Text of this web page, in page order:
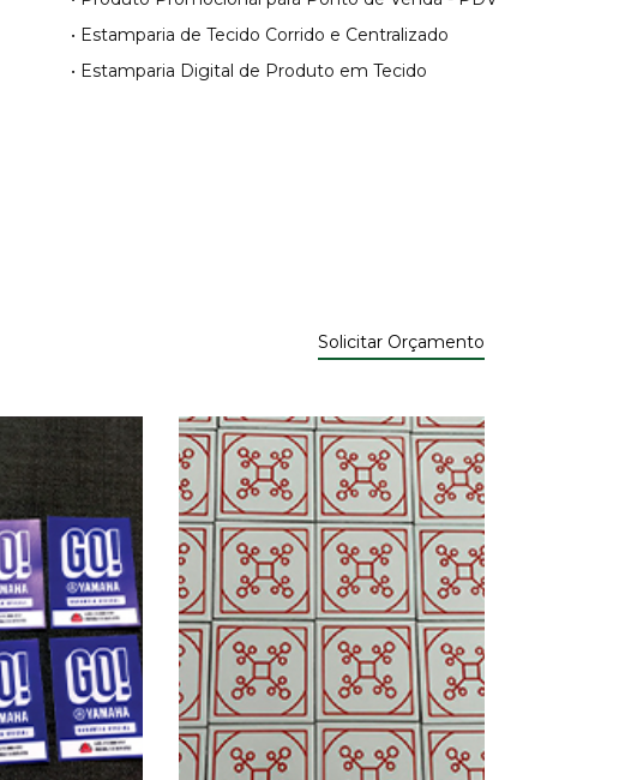
• Estamparia de Tecido Corrido e Centralizado
• Estamparia Digital de Produto em Tecido
Solicitar Orçamento